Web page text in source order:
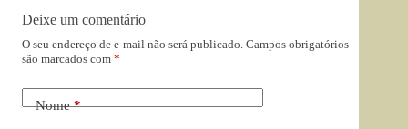
Deixe um comentário
O seu endereço de e-mail não será publicado. Campos obrigatórios
são marcados com *
Nome*